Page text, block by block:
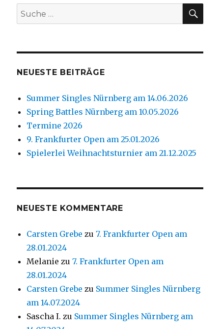
Suche
nach:
NEUESTE BEITRÄGE
Summer Singles Nürnberg am 14.06.2026
Spring Battles Nürnberg am 10.05.2026
Termine 2026
9. Frankfurter Open am 25.01.2026
Spielerlei Weihnachtsturnier am 21.12.2025
NEUESTE KOMMENTARE
Carsten Grebe zu7. Frankfurter Open am
28.01.2024
Melanie zu7. Frankfurter Open am
28.01.2024
Carsten Grebe zu Summer Singles Nürnberg
am 14.07.2024
Sascha I. zu Summer Singles Nürnberg am